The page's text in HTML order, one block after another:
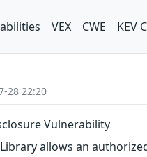
VEX CWE KEV
28 22:20
Vulnerability
allows an